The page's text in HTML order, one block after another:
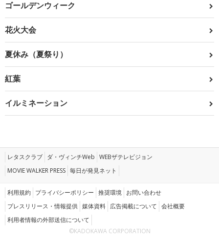
ゴールデンウィーク
花火大会
夏休み（夏祭り）
紅葉
イルミネーション
レタスクラブ ダ・ヴィンチWeb WEBザテレビジョン
MOVIE WALKER PRESS 毎日が発見ネット
利用規約 プライバシーポリシー 推奨環境 お問い合わせ
プレスリリース・情報提供 媒体資料 広告掲載について 会社概要
利用者情報の外部送信について
©KADOKAWA CORPORATION